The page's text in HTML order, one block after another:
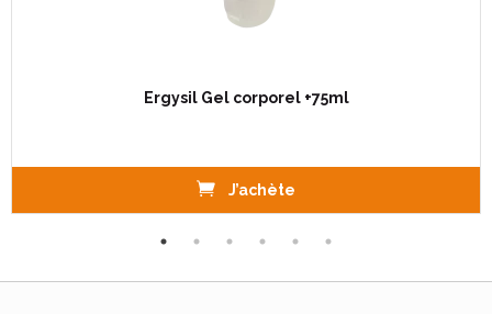
Ergysil Gel corporel +75ml
J’achète